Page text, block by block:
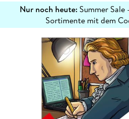
Nur noch heute: Summer Sale -
Sortimente mit dem
erfahren